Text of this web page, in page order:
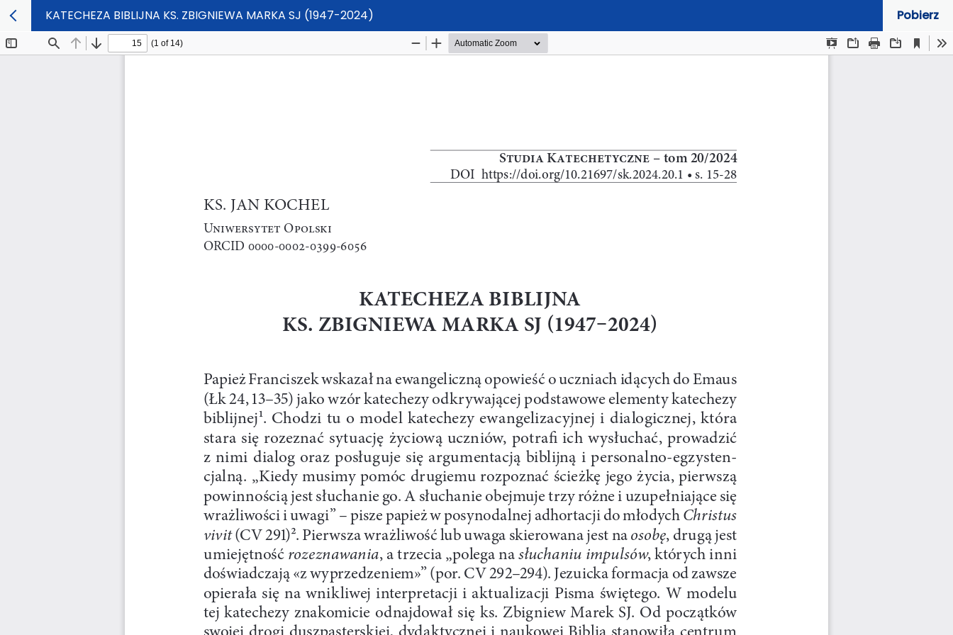
KATECHEZA BIBLIJNA KS. ZBIGNIEWA MARKA SJ (1947-2024) Pobierz